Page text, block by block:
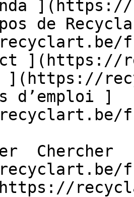
de
](https://
](https://
d’emploi ]